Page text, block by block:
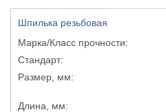
Шпилька резьбовая